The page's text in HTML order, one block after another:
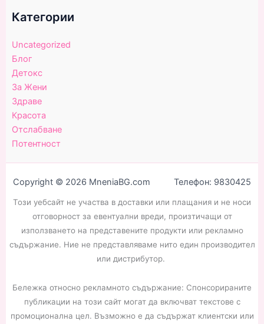
Категории
Uncategorized
Блог
Детокс
За Жени
Здраве
Красота
Отслабване
Потентност
Copyright © 2026 MneniaBG.com Телефон: 9830425
Този уебсайт не участва в доставки или плащания и не носи
отговорност за евентуални вреди, произтичащи от
използването на представените продукти или рекламно
съдържание. Ние не представляваме нито един производител
или дистрибутор.
Бележка относно рекламното съдържание: Спонсорираните
публикации на този сайт могат да включват текстове с
промоционална цел. Възможно е да съдържат клиентски или